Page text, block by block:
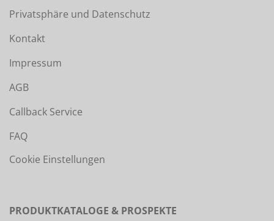
Privatsphäre und Datenschutz
Kontakt
Impressum
AGB
Callback Service
FAQ
Cookie Einstellungen
PRODUKTKATALOGE & PROSPEKTE